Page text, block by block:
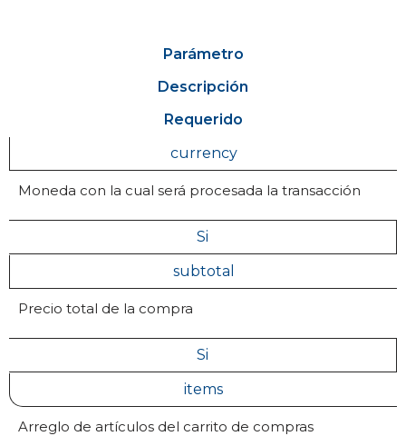
Parámetro
Descripción
Requerido
currency
Moneda con la cual será procesada la transacción
Si
subtotal
Precio total de la compra
Si
items
Arreglo de artículos del carrito de compras